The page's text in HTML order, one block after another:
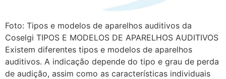
Foto: Tipos e modelos de aparelhos auditivos da
Coselgi TIPOS E MODELOS DE APARELHOS AUDITIVOS
Existem diferentes tipos e modelos de aparelhos
auditivos. A indicação depende do tipo e grau de perda
de audição, assim como as características individuais